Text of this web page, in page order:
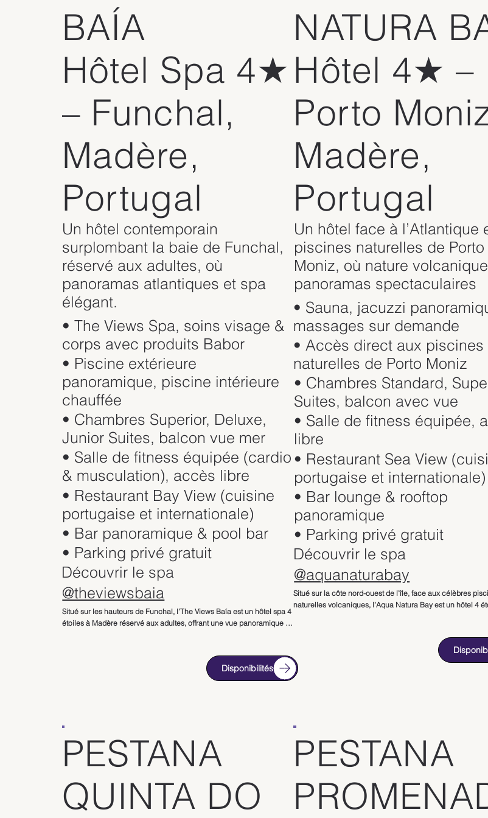
BAÍA
Hôtel Spa 4★
– Funchal,
Madère,
Portugal
Un hôtel contemporain
surplombant la baie de Funchal,
réservé aux adultes, où
panoramas atlantiques et spa
élégant.
• The Views Spa, soins visage &
corps avec produits Babor
• Piscine extérieure
panoramique, piscine intérieure
chauffée
• Chambres Superior, Deluxe,
Junior Suites, balcon vue mer
• Salle de fitness équipée (cardio
& musculation), accès libre
• Restaurant Bay View (cuisine
portugaise et internationale)
• Bar panoramique & pool bar
• Parking privé gratuit
Découvrir le spa
@theviewsbaia
Situé sur les hauteurs de Funchal, l’The Views Baía est un hôtel spa 4
étoiles à Madère réservé aux adultes, offrant une vue panoramique
séjour détente dans un cadre moderne et élégant.
Parfait pour un week-end romantique à Madère ou une escapade
une option appréciée pour les couples en quête de tranquillité.
Le The Views Spa propose une sélection de soins visage et corps
utilisant les produits Babor, marque reconnue pour son expertise
complètent l’espace bien-être, offrant une parenthèse relaxante après
une journée d’exploration des levadas ou du centre historique de
Funchal.
Disponibilités
NATURA
Hôtel 4★ –
Porto
Madère,
Portugal
Un hôtel face à l’Atlantique
piscines naturelles de Porto
Moniz, où nature
panoramas spectaculaires
• Sauna, jacuzzi
massages sur demande
• Accès direct aux piscines
naturelles de Porto Moniz
• Chambres Standard,
Suites, balcon avec vue
• Salle de fitness équipée,
libre
• Restaurant Sea View
portugaise et internationale)
• Bar lounge & rooftop
panoramique
• Parking privé gratuit
Découvrir le spa
@aquanaturabay
Situé sur la côte nord-ouest de l’île, face aux célèbres
naturelles volcaniques, l’Aqua Natura Bay est un hôtel 4
constitue une adresse idéale pour les voyageurs en
Parfait pour un séjour à Madère axé sur la randonnée,
Bien que l’établissement ne dispose pas d’un spa complet,
un espace détente avec sauna, jacuzzi panoramique et
atouts majeurs de l’hôtel, offrant une expérience relaxante
dans un environnement naturel spectaculaire.
PESTANA
QUINTA DO
PESTANA